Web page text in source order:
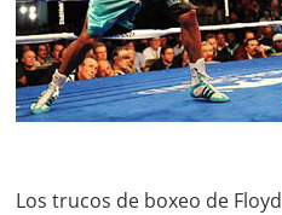
Los trucos de boxeo de